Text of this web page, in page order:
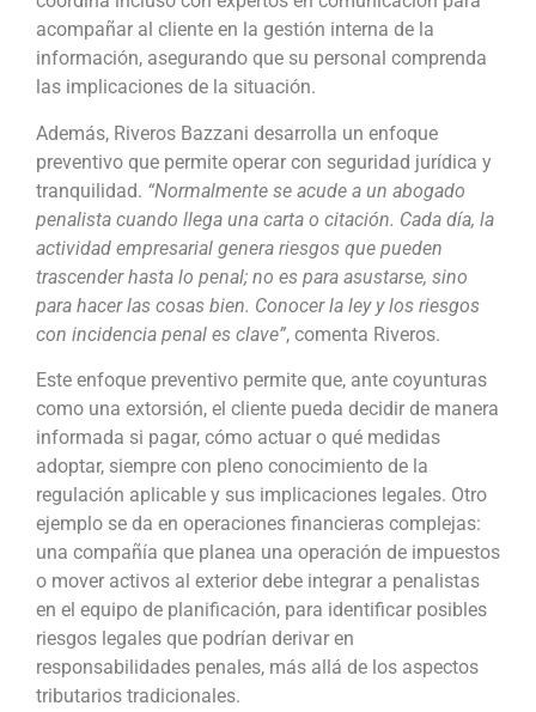
acompañar al cliente en la gestión interna de la
información, asegurando que su personal comprenda
las implicaciones de la situación.
Además, Riveros Bazzani desarrolla un enfoque
preventivo que permite operar con seguridad jurídica y
tranquilidad. “Normalmente se acude a un abogado
penalista cuando llega una carta o citación. Cada día, la
actividad empresarial genera riesgos que pueden
trascender hasta lo penal; no es para asustarse, sino
para hacer las cosas bien. Conocer la ley y los riesgos
con incidencia penal es clave”, comenta Riveros.
Este enfoque preventivo permite que, ante coyunturas
como una extorsión, el cliente pueda decidir de manera
informada si pagar, cómo actuar o qué medidas
adoptar, siempre con pleno conocimiento de la
regulación aplicable y sus implicaciones legales. Otro
ejemplo se da en operaciones financieras complejas:
una compañía que planea una operación de impuestos
o mover activos al exterior debe integrar a penalistas
en el equipo de planificación, para identificar posibles
riesgos legales que podrían derivar en
responsabilidades penales, más allá de los aspectos
tributarios tradicionales.